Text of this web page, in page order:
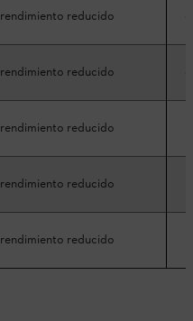
rendimiento reducido
rendimiento reducido
rendimiento reducido
rendimiento reducido
rendimiento reducido